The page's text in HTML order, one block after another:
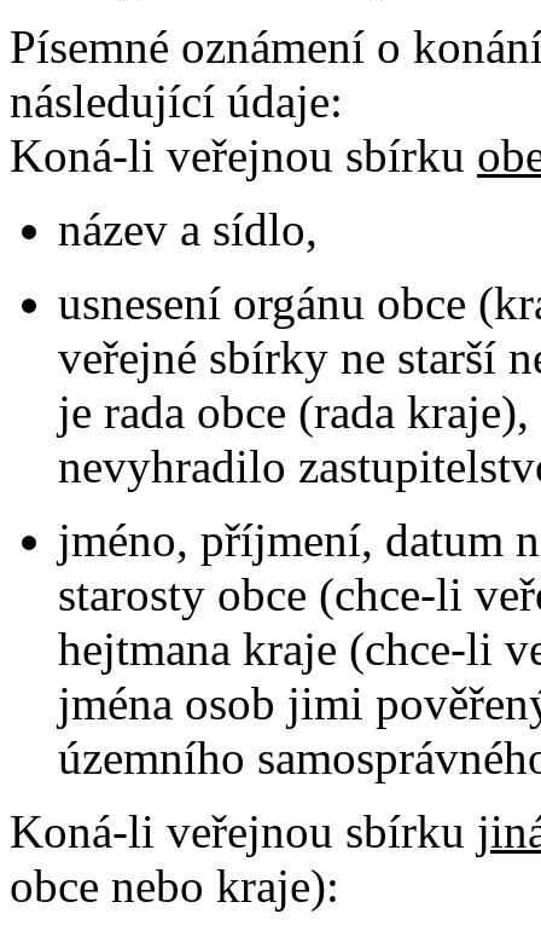
Písemné oznámení o
následující údaje:
Koná-li veřejnou sbírku
název a sídlo,
usnesení orgánu obce
veřejné sbírky ne starší
je rada obce (rada
nevyhradilo
jméno, příjmení, datum
starosty obce (chce-li
hejtmana kraje (chce-li
jména osob jimi
územního
Koná-li veřejnou sbírku
obce nebo kraje):